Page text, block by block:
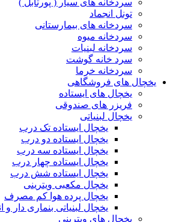
تونل انجماد
سردخانه های بیمارستانی
سردخانه میوه
سردخانه لبنیات
سرد خانه گوشت
سردخانه خرما
یخچال های فروشگاهی
یخچال های ایستاده
فریزر های صندوقی
یخچال لبنیاتی
یخچال ایستاده تک درب
یخچال ایستاده دو درب
یخچال ایستاده سه درب
یخچال ایستاده چهار درب
یخچال ایستاده شش درب
یخچال مکعبی ویترینی
یخچال پرده هوا کم مصرف
یخچال لبنیاتی بنماری دار و
یخچال های ویترینی